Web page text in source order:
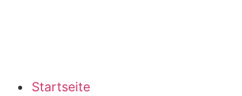
Startseite